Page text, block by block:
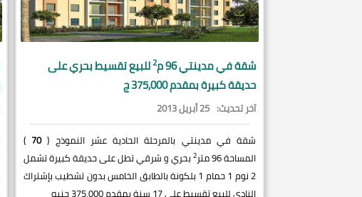
شقة فيمدينتي96 م 2للبيع تقسيط بحري على
حديقة كبيرة بمقدم 375,000 ج
آخر تحديث: 25 أبريل 2013
شقة في مدينتي بالمرحلة الحادية عشر النموذج (70
)
المساحة 96 متر
2 بحري و شرقي تطل على حديقة كبيرة تشمل
2 نوم 1 حمام 1 بلكونة بالطابق الخامس بدون تشطيب بإشتراك
النادي للبيع تقسيط على 17 سنة بمقدم 375,000 جنيه